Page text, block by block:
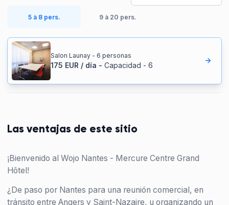
5 à 8 pers. 9 à 20 pers.
Salon Launay - 6 personas
175 EUR / día - Capacidad - 6
Las ventajas de este sitio
¡Bienvenido al Wojo Nantes - Mercure Centre Grand
Hôtel!
¿De paso por Nantes para una reunión comercial, en
tránsito entre Angers y Saint-Nazaire, u organizando un